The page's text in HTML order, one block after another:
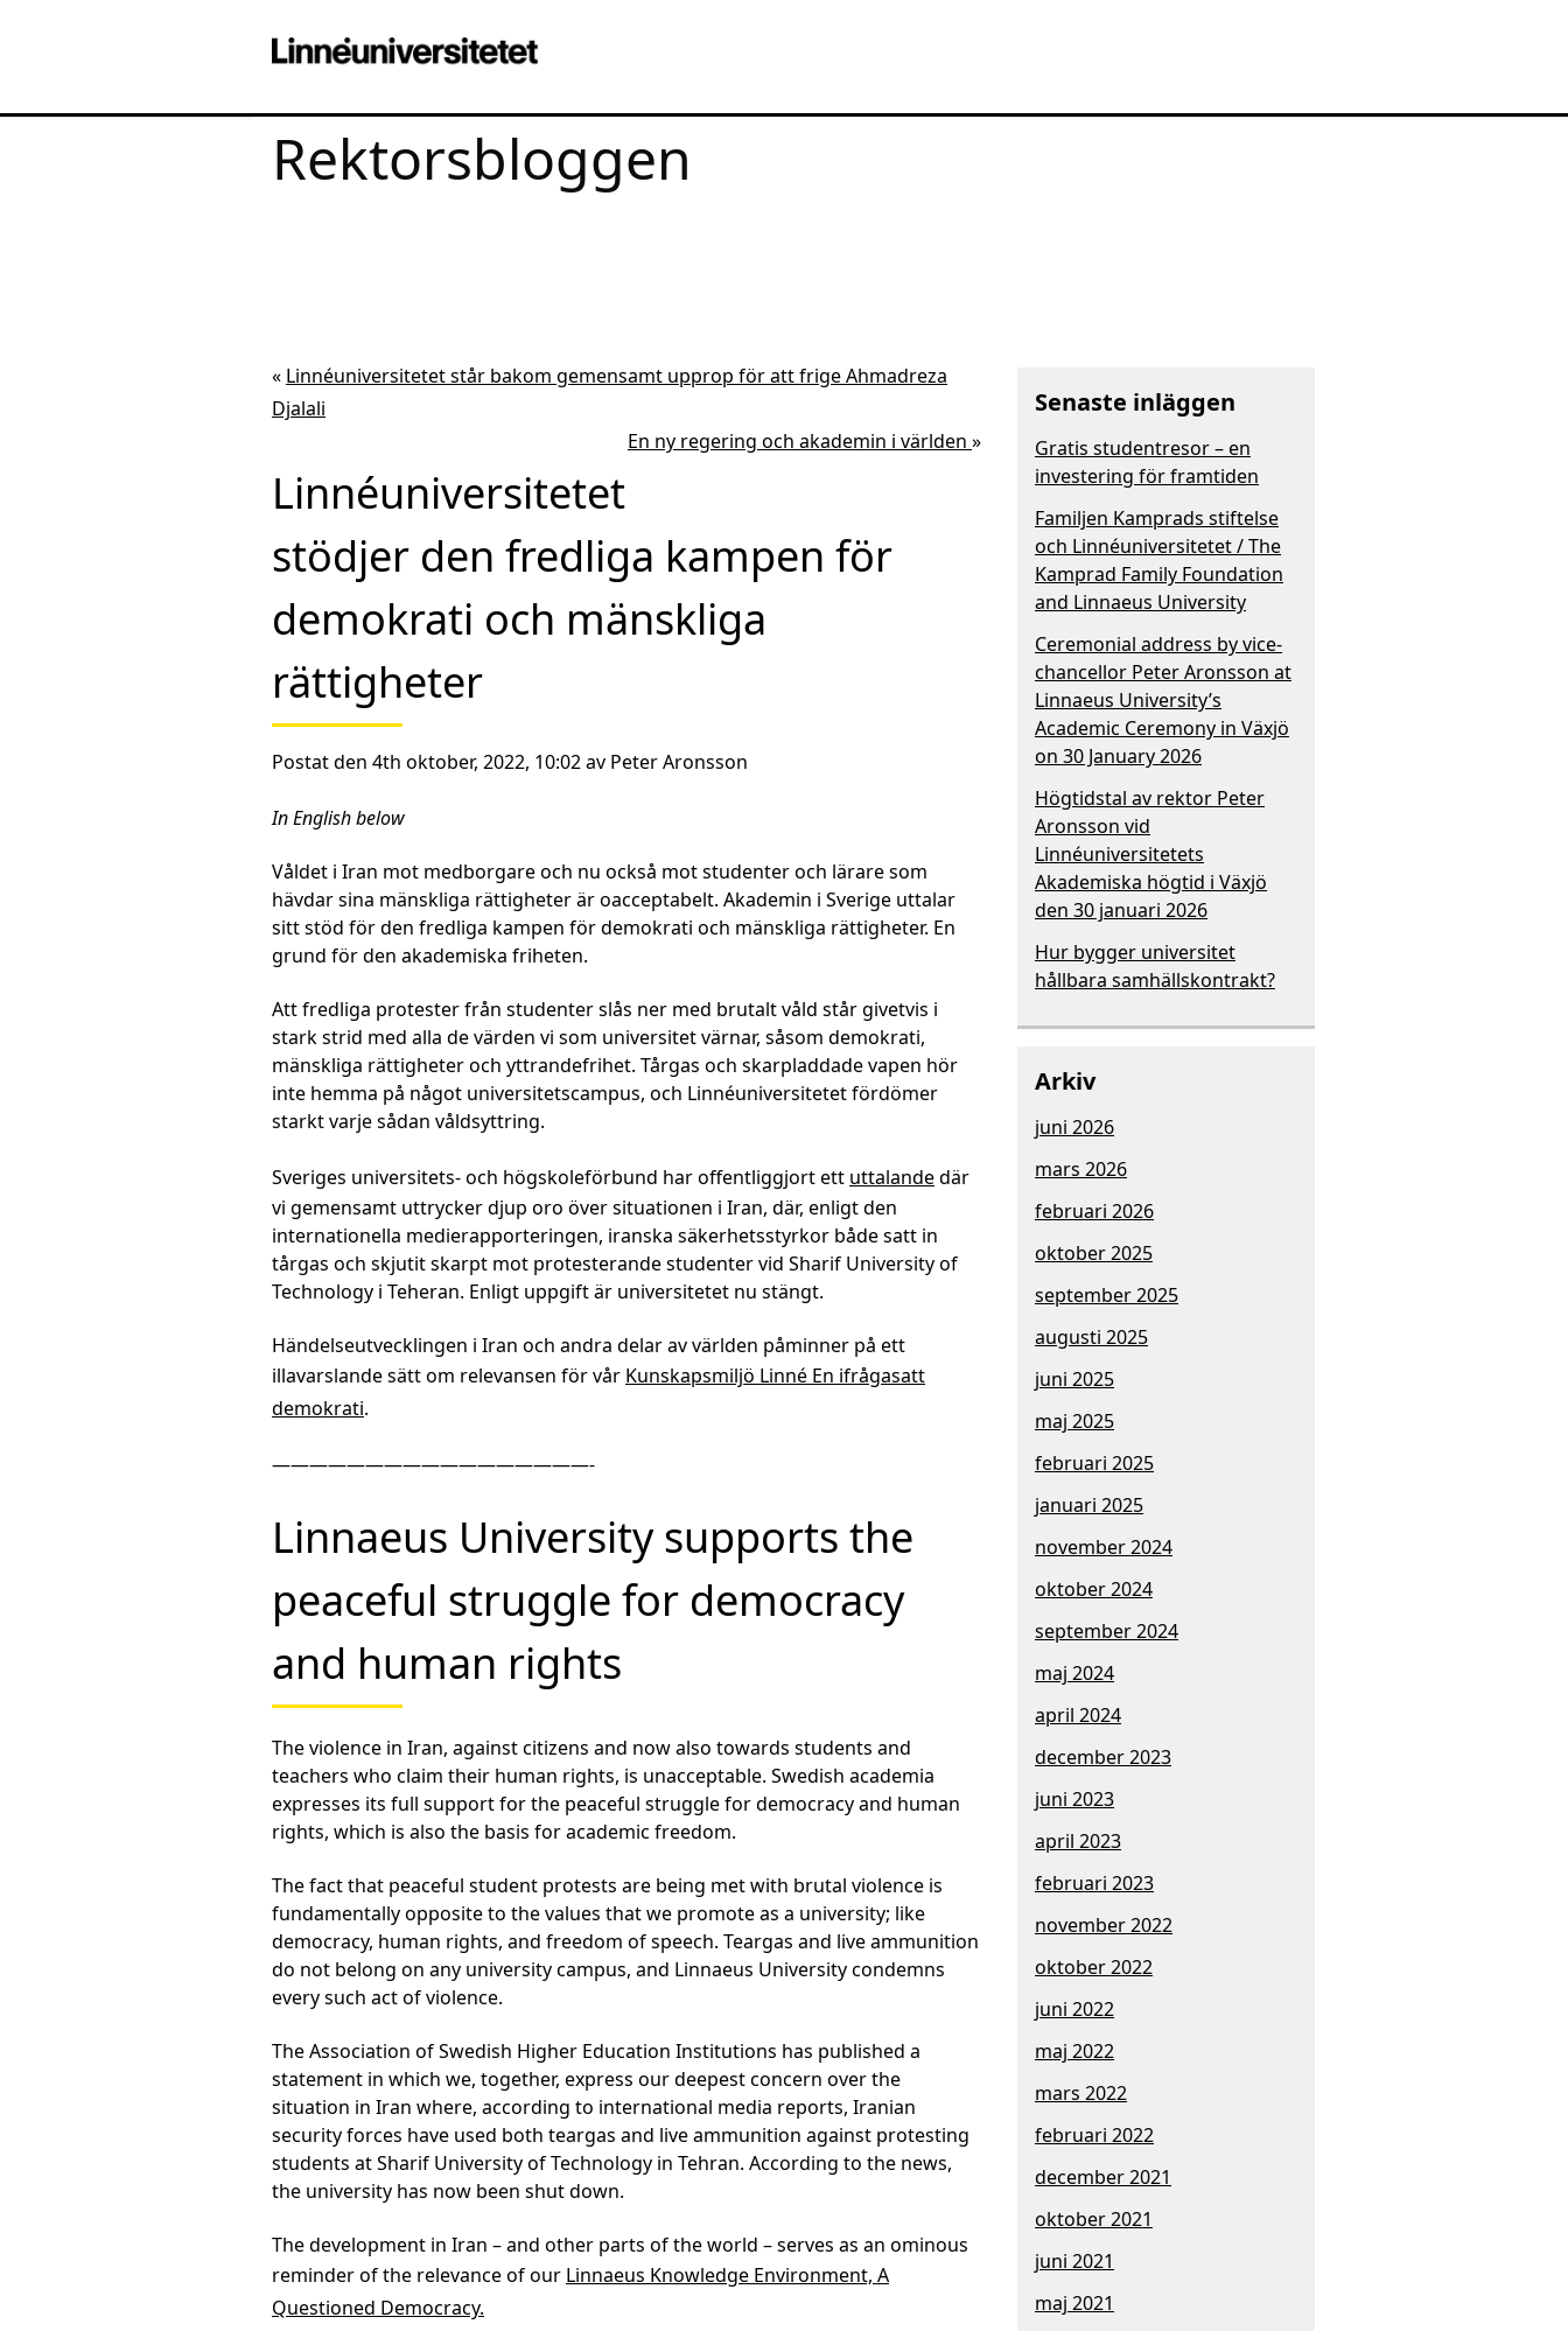
Rektorsbloggen
« Linnéuniversitetet står bakom gemensamt upprop för att frige Ahmadreza
Djalali
En ny regering och akademin i världen »
Linnéuniversitetet
stödjer den fredliga kampen för
demokrati och mänskliga
rättigheter
Postat den 4th oktober, 2022, 10:02 av Peter Aronsson
In English below
Våldet i Iran mot medborgare och nu också mot studenter och lärare som
hävdar sina mänskliga rättigheter är oacceptabelt. Akademin i Sverige uttalar
sitt stöd för den fredliga kampen för demokrati och mänskliga rättigheter. En
grund för den akademiska friheten.
Att fredliga protester från studenter slås ner med brutalt våld står givetvis i
stark strid med alla de värden vi som universitet värnar, såsom demokrati,
mänskliga rättigheter och yttrandefrihet. Tårgas och skarpladdade vapen hör
inte hemma på något universitetscampus, och Linnéuniversitetet fördömer
starkt varje sådan våldsyttring.
Sveriges universitets- och högskoleförbund har offentliggjort ett uttalandedär
vi gemensamt uttrycker djup oro över situationen i Iran, där, enligt den
internationella medierapporteringen, iranska säkerhetsstyrkor både satt in
tårgas och skjutit skarpt mot protesterande studenter vid Sharif University of
Technology i Teheran. Enligt uppgift är universitetet nu stängt.
Händelseutvecklingen i Iran och andra delar av världen påminner på ett
illavarslande sätt om relevansen för vår Kunskapsmiljö Linné En ifrågasatt
demokrati.
—————————————————-
Linnaeus University supports the
peaceful struggle for democracy
and human rights
The violence in Iran, against citizens and now also towards students and
teachers who claim their human rights, is unacceptable. Swedish academia
expresses its full support for the peaceful struggle for democracy and human
rights, which is also the basis for academic freedom.
The fact that peaceful student protests are being met with brutal violence is
fundamentally opposite to the values that we promote as a university; like
democracy, human rights, and freedom of speech. Teargas and live ammunition
do not belong on any university campus, and Linnaeus University condemns
every such act of violence.
The Association of Swedish Higher Education Institutions has published a
statement in which we, together, express our deepest concern over the
situation in Iran where, according to international media reports, Iranian
security forces have used both teargas and live ammunition against protesting
students at Sharif University of Technology in Tehran. According to the news,
the university has now been shut down.
The development in Iran – and other parts of the world – serves as an ominous
reminder of the relevance of our Linnaeus Knowledge Environment, A
Questioned Democracy.
Senaste inläggen
Gratis studentresor – en
investering för framtiden
Familjen Kamprads stiftelse
och Linnéuniversitetet / The
Kamprad Family Foundation
and Linnaeus University
Ceremonial address by vice-
chancellor Peter Aronsson at
Linnaeus University’s
Academic Ceremony in Växjö
on 30 January 2026
Högtidstal av rektor Peter
Aronsson vid
Linnéuniversitetets
Akademiska högtid i Växjö
den 30 januari 2026
Hur bygger universitet
hållbara samhällskontrakt?
Arkiv
juni 2026
mars 2026
februari 2026
oktober 2025
september 2025
augusti 2025
juni 2025
maj 2025
februari 2025
januari 2025
november 2024
oktober 2024
september 2024
maj 2024
april 2024
december 2023
juni 2023
april 2023
februari 2023
november 2022
oktober 2022
juni 2022
maj 2022
mars 2022
februari 2022
december 2021
oktober 2021
juni 2021
maj 2021